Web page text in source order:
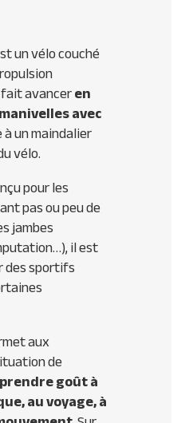
un vélo couché
avanceren
avec
à un maindalier
vélo.
pour les
pas ou peu de
jambes
il est
des sportifs
aux
de
goût à
au voyage, à